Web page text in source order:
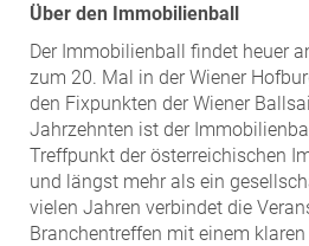
Über den Immobilienball
Der Immobilienball findet heuer
zum 20. Mal in der Wiener
den Fixpunkten der Wiener
Jahrzehnten ist der
Treffpunkt der österreichischen
und längst mehr als ein
vielen Jahren verbindet die
Branchentreffen mit einem